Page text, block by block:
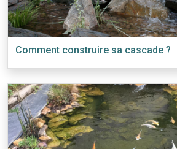
Comment construire sa cascade ?